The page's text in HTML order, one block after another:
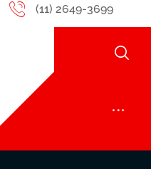
(11) 2649-3699